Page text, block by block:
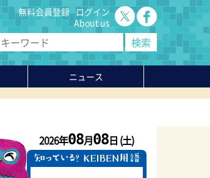
無料会員登録 ログイン
About us
ニュース
2026年08月08日 (土)